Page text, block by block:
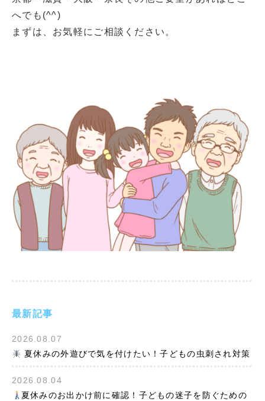
最新記事
2026.08.07
夏休みの外遊びで気を付けたい！子どもの虫刺され対策
2026.08.04
夏休みのお出かけ前に確認！子どもの迷子を防ぐための
へでも(^^)
まずは、お気軽にご相談ください。